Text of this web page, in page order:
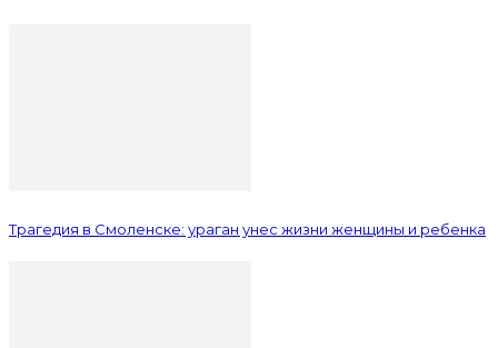
Трагедия в Смоленске: ураган унес жизни женщины и ребенка